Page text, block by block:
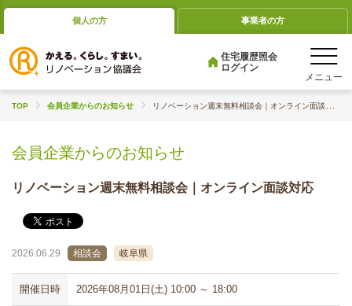
個人の方 事業者の方
住宅履歴照会
ログイン
TOP 会員企業からのお知らせ リノベーション週末無料相談会｜オンライン面談対応
会員企業からのお知らせ
リノベーション週末無料相談会｜オンライン面談対応
2026.06.29 相談会 岐阜県
開催日時 2026年08月01日(土) 10:00 ～ 18:00